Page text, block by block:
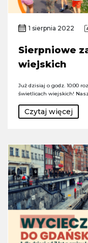
1 sierpnia 2022
Sierpniowe
wiejskich
Już dzisiaj o godz. 10:00
świetlicach wiejskich!
Czytaj więcej